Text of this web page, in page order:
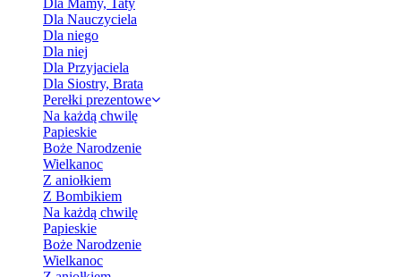
Dla Mamy, Taty
Dla Nauczyciela
Dla niego
Dla niej
Dla Przyjaciela
Dla Siostry, Brata
Perełki prezentowe
Na każdą chwilę
Papieskie
Boże Narodzenie
Wielkanoc
Z aniołkiem
Z Bombikiem
Na każdą chwilę
Papieskie
Boże Narodzenie
Wielkanoc